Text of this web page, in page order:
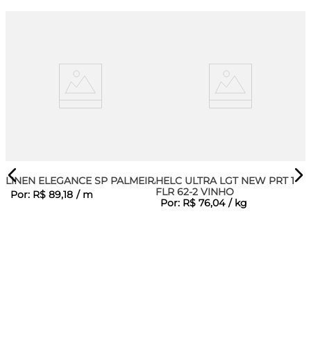
LINEN ELEGANCE SP PALMEIRA
Por: R$ 89,18 / m
HELC ULTRA LGT NEW PRT 1
FLR 62-2 VINHO
Por: R$ 76,04 / kg